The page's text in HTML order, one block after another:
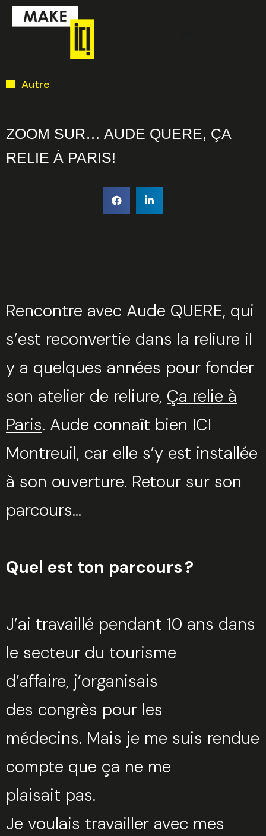
Aller
au
contenu
Autre
ZOOM SUR… AUDE QUERE, ÇA
RELIE À PARIS!
Rencontre avec Aude QUERE, qui
s’est reconvertie dans la reliure il
y a quelques années pour fonder
son atelier de reliure, Ça relie à
Paris. Aude connaît bien ICI
Montreuil, car elle s’y est installée
à son ouverture. Retour sur son
parcours…
Quel est ton parcours ?
J’ai travaillé pendant 10 ans dans
le secteur du tourisme
d’affaire, j’organisais
des congrès pour les
médecins. Mais je me suis rendue
compte que ça ne me
plaisait pas.
Je voulais travailler avec mes
disponibles pour
la réunion
d’information en
ligne.